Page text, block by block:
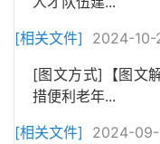
[相关文件]
2024-10-
[图文方式]【图文
措便利老年...
[相关文件]
2024-09-